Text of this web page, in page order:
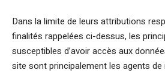
Dans la limite de leurs attributions
finalités rappelées ci-dessus, les
susceptibles d’avoir accès aux
site sont principalement les agents